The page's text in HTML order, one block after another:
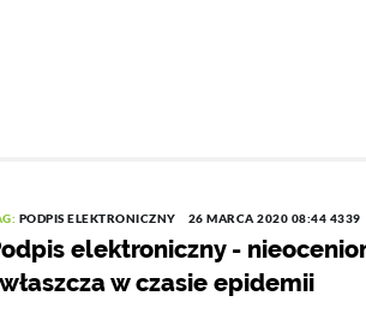
PODPIS ELEKTRONICZNY 26 MARCA 2020 08:44 4339
elektroniczny -
w czasie epidemii